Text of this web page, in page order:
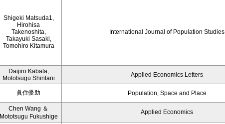
Shigeki Matsuda1,
Hirohisa
Takenoshita,
Takayuki Sasaki,
Tomohiro Kitamura
International Journal of Population Studies
Daijiro Kabata,
Mototsugu Shintani
Applied Economics Letters
眞住優助 Population, Space and Place
Chen Wang ＆
Mototsugu Fukushige
Applied Economics